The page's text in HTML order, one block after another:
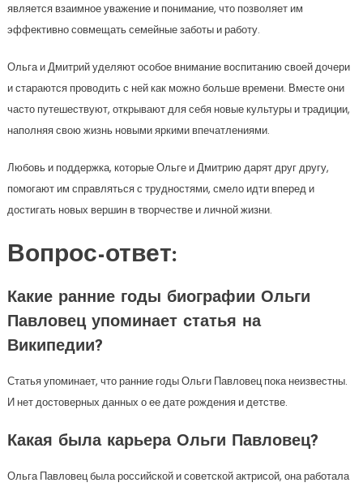
является взаимное уважение и понимание, что позволяет им
эффективно совмещать семейные заботы и работу.
Ольга и Дмитрий уделяют особое внимание воспитанию своей дочери
и стараются проводить с ней как можно больше времени. Вместе они
часто путешествуют, открывают для себя новые культуры и традиции,
наполняя свою жизнь новыми яркими впечатлениями.
Любовь и поддержка, которые Ольге и Дмитрию дарят друг другу,
помогают им справляться с трудностями, смело идти вперед и
достигать новых вершин в творчестве и личной жизни.
Вопрос-ответ:
Какие ранние годы биографии Ольги
Павловец упоминает статья на
Википедии?
Статья упоминает, что ранние годы Ольги Павловец пока неизвестны.
И нет достоверных данных о ее дате рождения и детстве.
Какая была карьера Ольги Павловец?
Ольга Павловец была российской и советской актрисой, она работала